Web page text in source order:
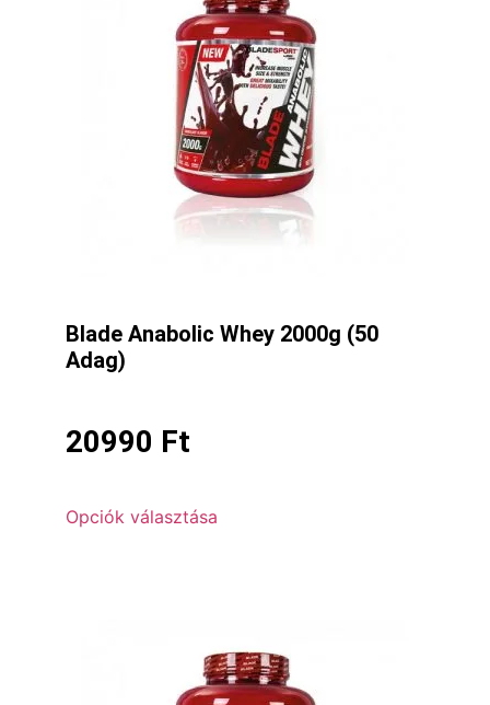
Blade Anabolic Whey 2000g (50
Adag)
20990 Ft
Opciók választása